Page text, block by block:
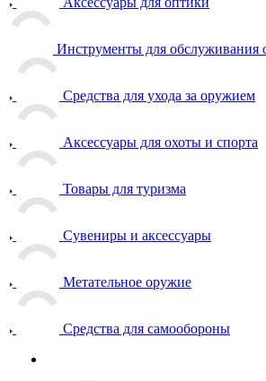
Инструменты для обслуживания
Средства для ухода за оружием
Аксессуары для охоты и спорта
Товары для туризма
Сувениры и аксессуары
Метательное оружие
Средства для самообороны